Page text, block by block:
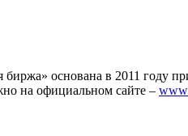
биржа» основана в 2011
на официальном сайте –